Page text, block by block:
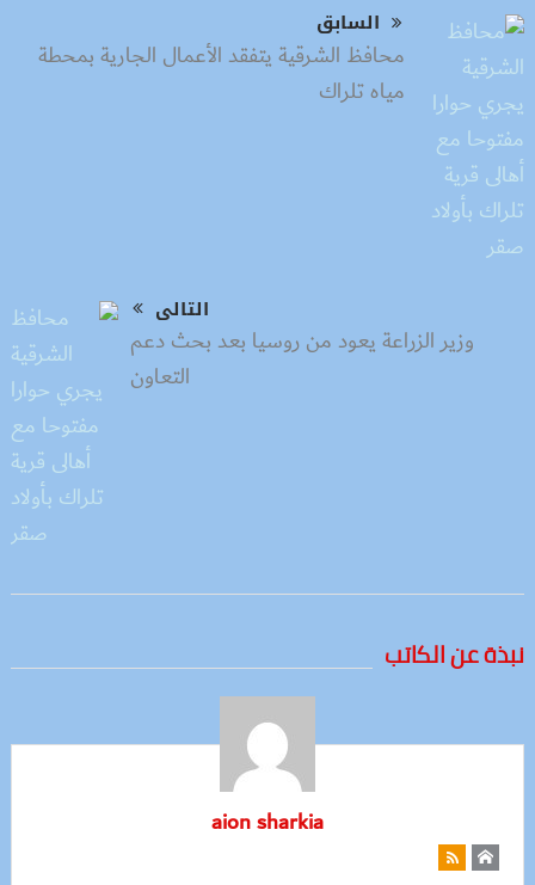
السابق
محافظ الشرقية يتفقد الأعمال الجارية بمحطة
مياه تلراك
التالى
وزير الزراعة يعود من روسيا بعد بحث دعم
التعاون
نبذة عن الكاتب
aion sharkia